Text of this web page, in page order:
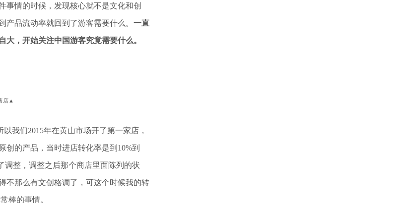
事情的时候，发现核心就不是文化和创
品流动率就回到了游客需要什么。 一直
，开始关注中国游客究竟需要什么。
店▲
我们2015年在黄山市场开了第一家店，
的产品，当时进店转化率是到10%到
调整，调整之后那个商店里面陈列的状
不那么有文创格调了，可这个时候我的转
棒的事情。